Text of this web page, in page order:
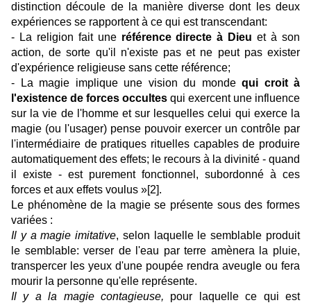
distinction découle de la manière diverse dont les deux
expériences se rapportent à ce qui est transcendant:
- La religion fait une référence directe à Dieu et à son
action, de sorte qu'il n'existe pas et ne peut pas exister
d'expérience religieuse sans cette référence;
- La magie implique une vision du monde qui croit à
l'existence de forces occultes qui exercent une influence
sur la vie de l'homme et sur lesquelles celui qui exerce la
magie (ou l'usager) pense pouvoir exercer un contrôle par
l'intermédiaire de pratiques rituelles capables de produire
automatiquement des effets; le recours à la divinité - quand
il existe - est purement fonctionnel, subordonné à ces
forces et aux effets voulus »[2].
Le phénomène de la magie se présente sous des formes
variées :
Il y a magie imitative, selon laquelle le semblable produit
le semblable: verser de l'eau par terre amènera la pluie,
transpercer les yeux d'une poupée rendra aveugle ou fera
mourir la personne qu'elle représente.
Il y a la magie contagieuse, pour laquelle ce qui est